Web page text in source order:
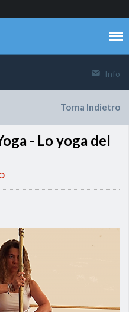
Info
Torna Indietro
- Lo yoga del